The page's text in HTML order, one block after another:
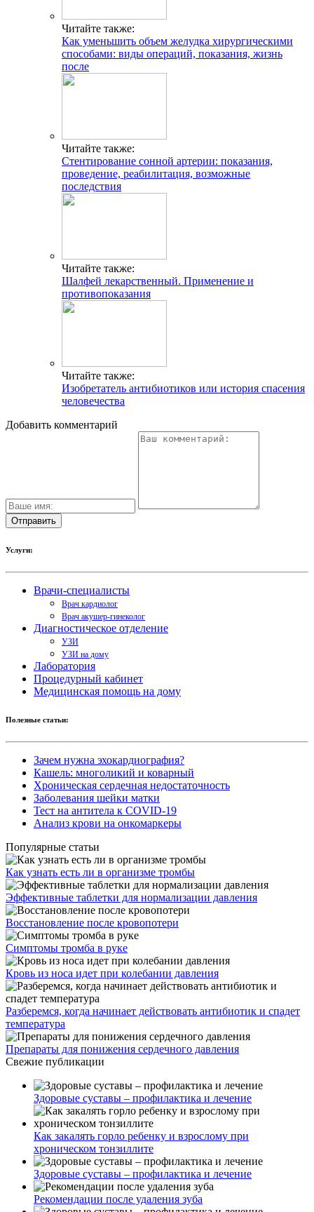
Читайте также:
Как уменьшить объем желудка хирургическими
способами: виды операций, показания, жизнь
после
Читайте также:
Стентирование сонной артерии: показания,
проведение, реабилитация, возможные
последствия
Читайте также:
Шалфей лекарственный. Применение и
противопоказания
Читайте также:
Изобретатель антибиотиков или история спасения
человечества
Добавить комментарий
Услуги:
Врачи-специалисты
Врач кардиолог
Врач акушер-гинеколог
Диагностическое отделение
УЗИ
УЗИ на дому
Лаборатория
Процедурный кабинет
Медицинская помощь на дому
Полезные статьи:
Зачем нужна эхокардиография?
Кашель: многоликий и коварный
Хроническая сердечная недостаточность
Заболевания шейки матки
Тест на антитела к COVID-19
Анализ крови на онкомаркеры
Популярные статьи
Как узнать есть ли в организме тромбы
Эффективные таблетки для нормализации давления
Восстановление после кровопотери
Симптомы тромба в руке
Кровь из носа идет при колебании давления
Разберемся, когда начинает действовать антибиотик и спадет
температура
Препараты для понижения сердечного давления
Свежие публикации
Здоровые суставы – профилактика и лечение
Как закалять горло ребенку и взрослому при
хроническом тонзиллите
Здоровые суставы – профилактика и лечение
Рекомендации после удаления зуба